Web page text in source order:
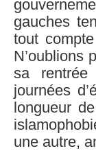
gauches
tout
N’oublions
sa
journées
longueur
une autre,